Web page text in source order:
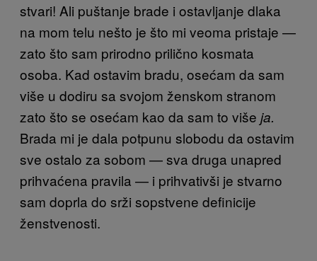
stvari! Ali puštanje brade i ostavljanje dlaka
na mom telu nešto je što mi veoma pristaje —
zato što sam prirodno prilično kosmata
osoba. Kad ostavim bradu, osećam da sam
više u dodiru sa svojom ženskom stranom
zato što se osećam kao da sam to više ja.
Brada mi je dala potpunu slobodu da ostavim
sve ostalo za sobom — sva druga unapred
prihvaćena pravila — i prihvativši je stvarno
sam doprla do srži sopstvene definicije
ženstvenosti.